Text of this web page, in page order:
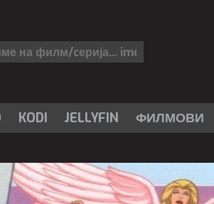
KODI JELLYFIN ФИЛМОВИ